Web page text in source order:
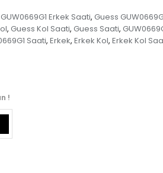
Erkek Saati, Guess
, Guess Kol Saati, Guess Saati,
Saati, Erkek, Erkek Kol, Erkek Kol
!